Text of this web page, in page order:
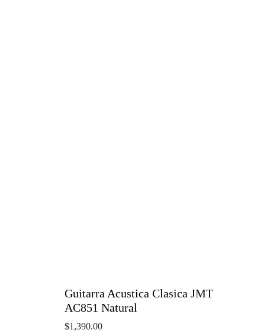
Guitarra Acustica Clasica JMT
AC851 Natural
$1,390.00